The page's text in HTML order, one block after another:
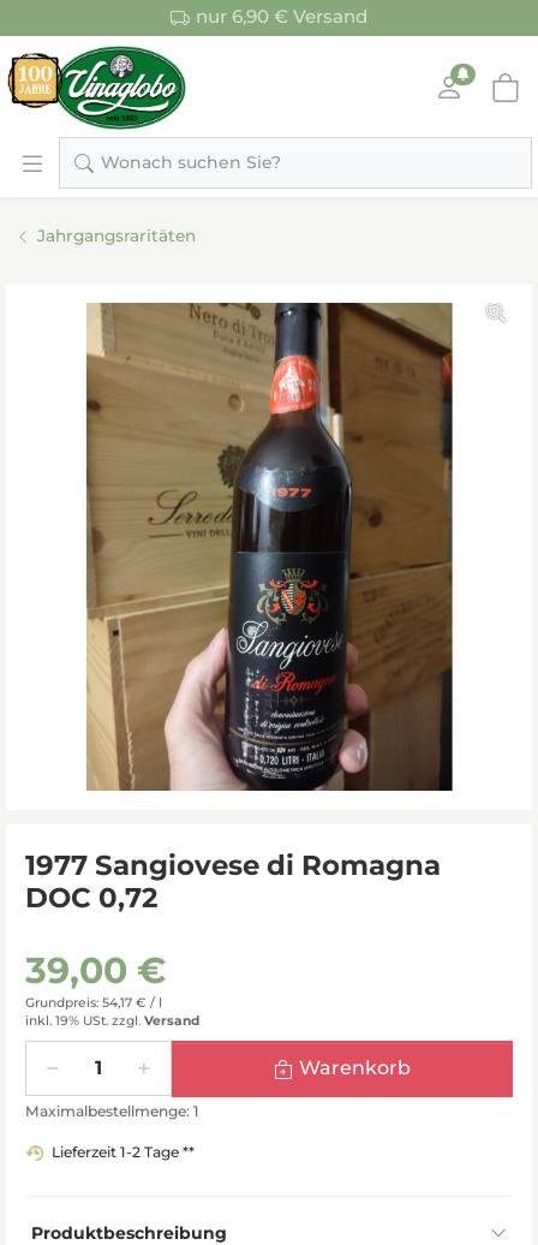
nur 6,90 € Versand
Wonach suchen Sie?
Jahrgangsraritäten
1977 Sangiovese di Romagna
DOC 0,72
39,00 €
Grundpreis: 54,17 € / l
inkl. 19% USt. zzgl. Versand
Warenkorb
Maximalbestellmenge: 1
Lieferzeit 1-2 Tage **
Produktbeschreibung